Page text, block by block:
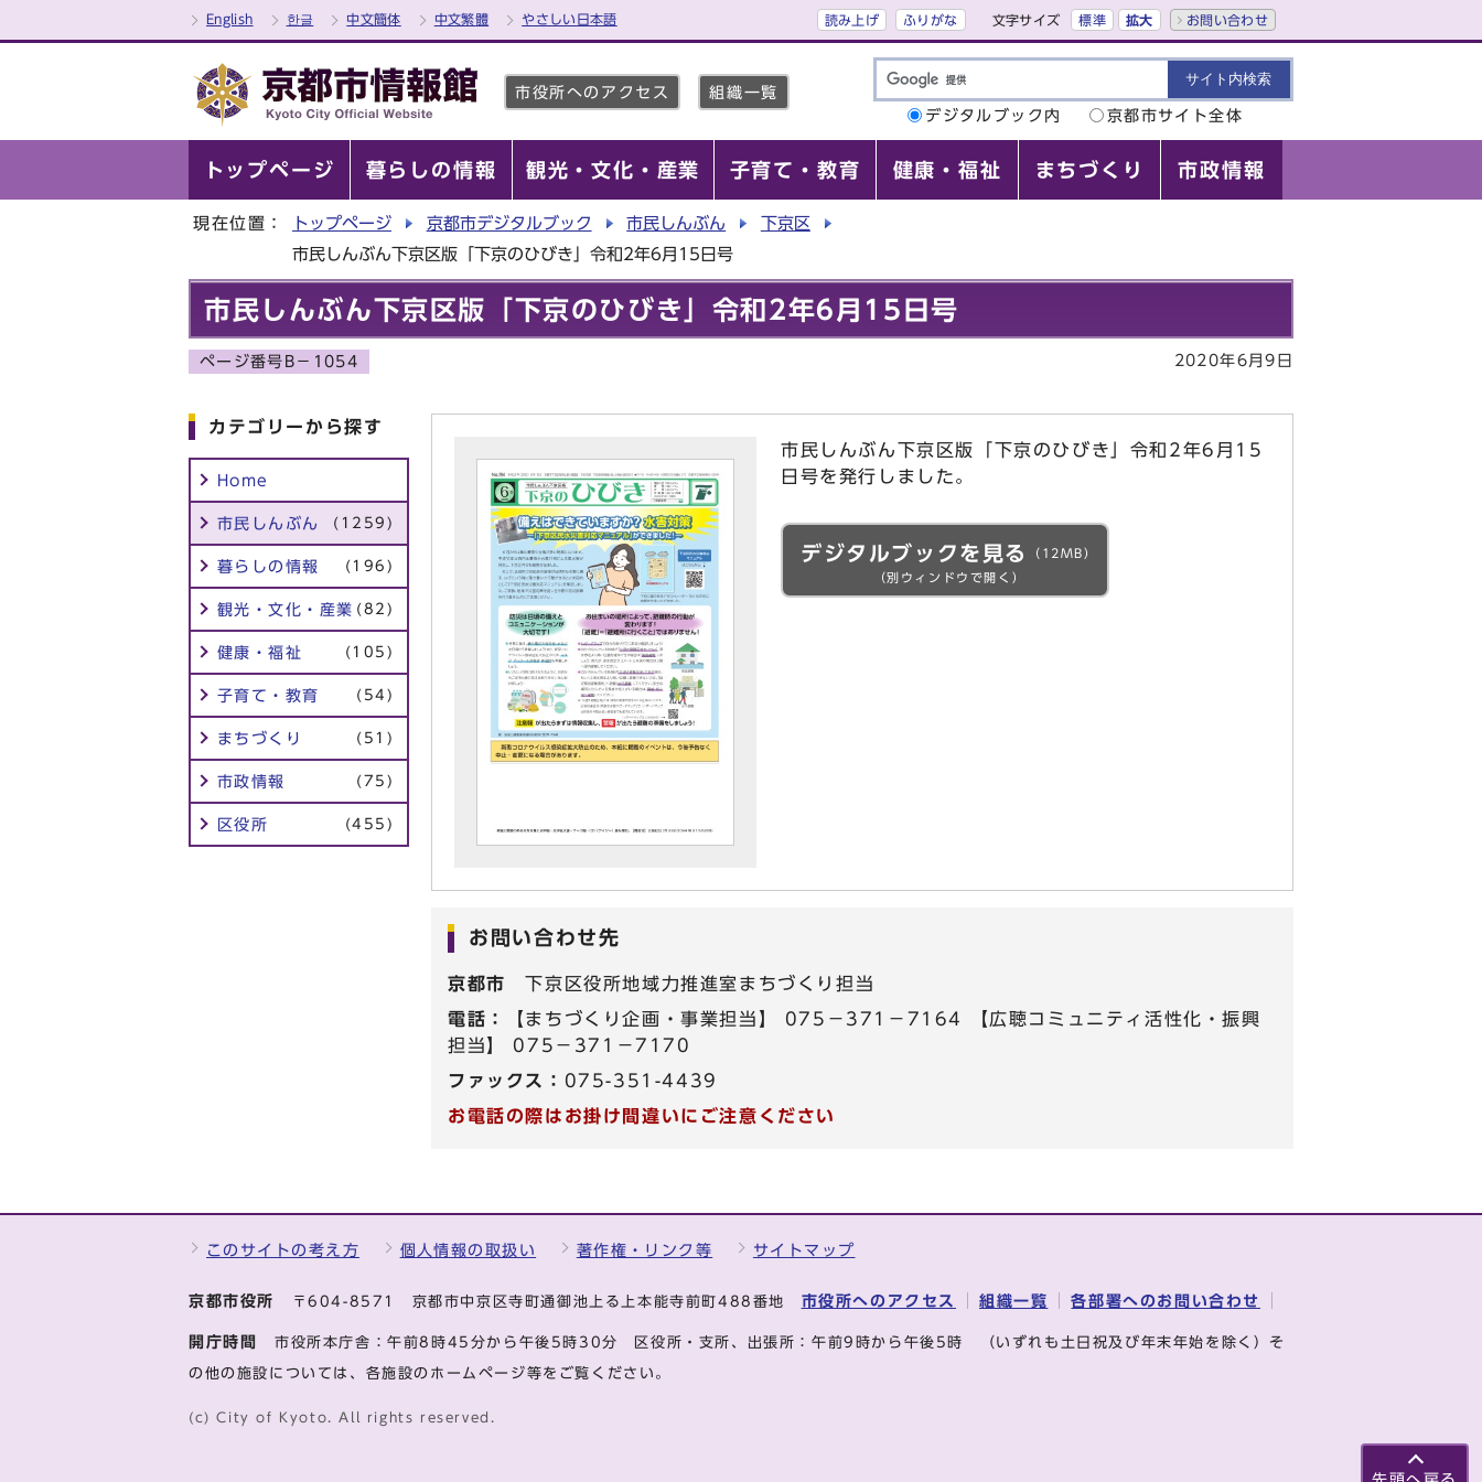
English 한글 中文簡体 中文繁體 やさしい日本語 読み上げ ふりがな 文字サイズ 標準 拡大 お問い合わせ
市役所へのアクセス
組織一覧
デジタルブック内
京都市サイト全体
トップページ 暮らしの情報 観光・文化・産業 子育て・教育 健康・福祉 まちづくり 市政情報
現在位置： トップページ 京都市デジタルブック 市民しんぶん
下京区
市民しんぶん下京区版「下京のひびき」令和2年6月15日号
市民しんぶん下京区版「下京のひびき」令和2年6月15日号
ページ番号B－1054 2020年6月9日
カテゴリーから探す
Home
市民しんぶん (1259)
暮らしの情報 (196)
観光・文化・産業 (82)
健康・福祉 (105)
子育て・教育 (54)
まちづくり (51)
市政情報 (75)
区役所 (455)
市民しんぶん下京区版「下京のひびき」令和2年6月15
日号を発行しました。
デジタルブックを見る
（12MB）
（別ウィンドウで開く）
お問い合わせ先
京都市
下京区役所地域力推進室まちづくり担当
電話：
【まちづくり企画・事業担当】 075－371－7164 【広聴コミュニティ活性化・振興
担当】 075－371－7170
ファックス： 075-351-4439
お電話の際はお掛け間違いにご注意ください
このサイトの考え方 個人情報の取扱い 著作権・リンク等 サイトマップ
京都市役所 〒604-8571 京都市中京区寺町通御池上る上本能寺前町488番地 市役所へのアクセス 組織一覧 各部署へのお問い合わせ
開庁時間 市役所本庁舎：午前8時45分から午後5時30分 区役所・支所、出張所：午前9時から午後5時 （いずれも土日祝及び年末年始を除く）そ
の他の施設については、各施設のホームページ等をご覧ください。
(c) City of Kyoto. All rights reserved.